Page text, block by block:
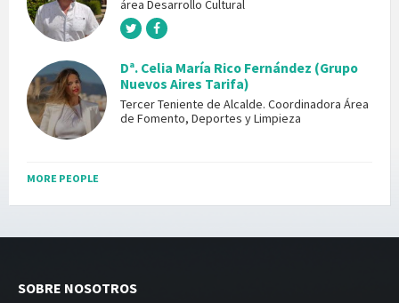
área Desarrollo Cultural
Dª. Celia María Rico Fernández (Grupo
Nuevos Aires Tarifa)
Tercer Teniente de Alcalde. Coordinadora Área
de Fomento, Deportes y Limpieza
MORE PEOPLE
SOBRE NOSOTROS